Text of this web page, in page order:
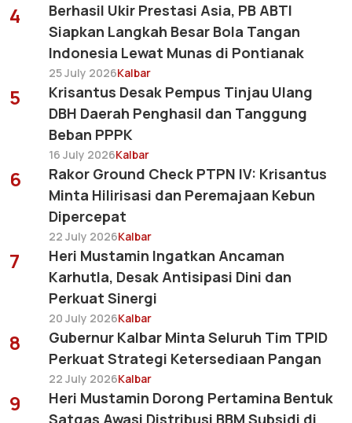
4
Berhasil Ukir Prestasi Asia, PB ABTI
Siapkan Langkah Besar Bola Tangan
Indonesia Lewat Munas di Pontianak
25 July 2026Kalbar
5
Krisantus Desak Pempus Tinjau Ulang
DBH Daerah Penghasil dan Tanggung
Beban PPPK
16 July 2026Kalbar
6
Rakor Ground Check PTPN IV: Krisantus
Minta Hilirisasi dan Peremajaan Kebun
Dipercepat
22 July 2026Kalbar
7
Heri Mustamin Ingatkan Ancaman
Karhutla, Desak Antisipasi Dini dan
Perkuat Sinergi
20 July 2026Kalbar
8
Gubernur Kalbar Minta Seluruh Tim TPID
Perkuat Strategi Ketersediaan Pangan
22 July 2026Kalbar
9
Heri Mustamin Dorong Pertamina Bentuk
Satgas Awasi Distribusi BBM Subsidi di